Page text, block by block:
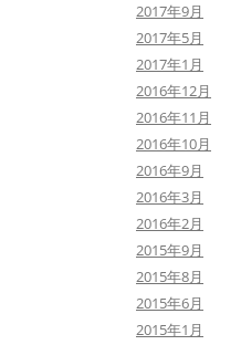
2017年9月
2017年5月
2017年1月
2016年12月
2016年11月
2016年10月
2016年9月
2016年3月
2016年2月
2015年9月
2015年8月
2015年6月
2015年1月